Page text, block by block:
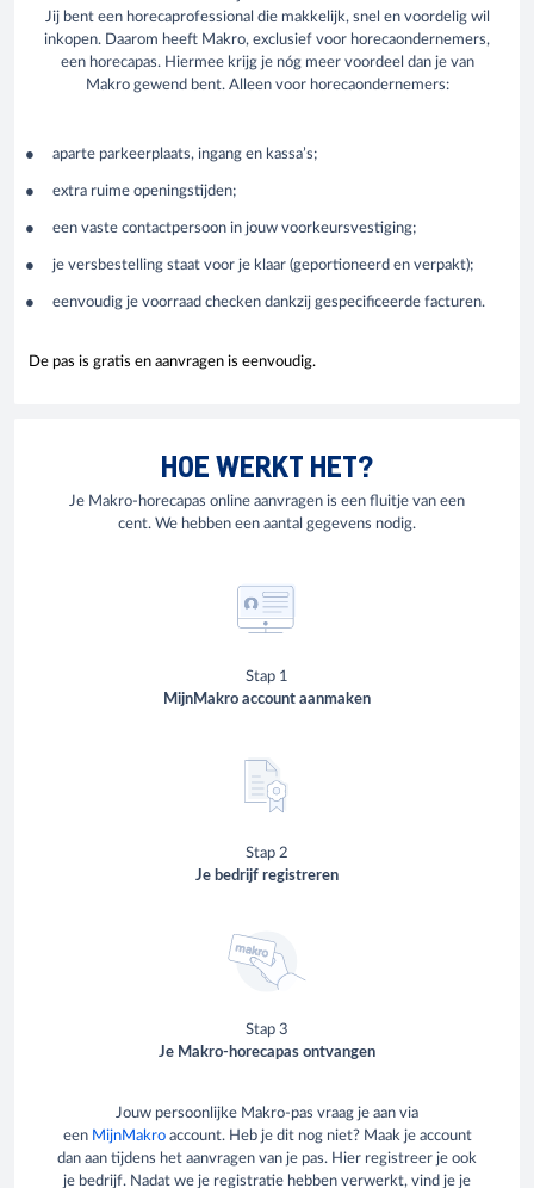
Jij bent een horecaprofessional die makkelijk, snel en voordelig wil
inkopen. Daarom heeft Makro, exclusief voor horecaondernemers,
een horecapas. Hiermee krijg je nóg meer voordeel dan je van
Makro gewend bent. Alleen voor horecaondernemers:
aparte parkeerplaats, ingang en kassa’s;
extra ruime openingstijden;
een vaste contactpersoon in jouw voorkeursvestiging;
je versbestelling staat voor je klaar (geportioneerd en verpakt);
eenvoudig je voorraad checken dankzij gespecificeerde facturen.
De pas is gratis en aanvragen is eenvoudig.
HOE WERKT HET?
Je Makro-horecapas online aanvragen is een fluitje van een
cent. We hebben een aantal gegevens nodig.
Stap 1
MijnMakro account aanmaken
Stap 2
Je bedrijf registreren
Stap 3
Je Makro-horecapas ontvangen
Jouw persoonlijke Makro-pas vraag je aan via
een MijnMakroaccount. Heb je dit nog niet? Maak je account
dan aan tijdens het aanvragen van je pas. Hier registreer je ook
je bedrijf. Nadat we je registratie hebben verwerkt, vind je je